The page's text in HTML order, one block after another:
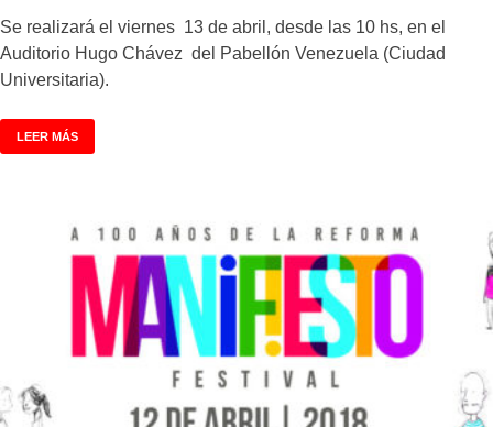
Se realizará el viernes 13 de abril, desde las 10 hs, en el
Auditorio Hugo Chávez del Pabellón Venezuela (Ciudad
Universitaria).
LEER MÁS